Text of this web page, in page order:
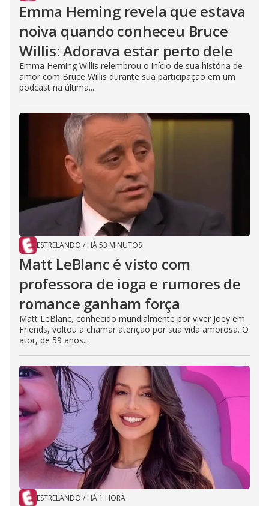
Emma Heming revela que estava
noiva quando conheceu Bruce
Willis: Adorava estar perto dele
Emma Heming Willis relembrou o início de sua história de
amor com Bruce Willis durante sua participação em um
podcast na última...
ESTRELANDO / HÁ 53 MINUTOS
Matt LeBlanc é visto com
professora de ioga e rumores de
romance ganham força
Matt LeBlanc, conhecido mundialmente por viver Joey em
Friends, voltou a chamar atenção por sua vida amorosa. O
ator, de 59 anos...
ESTRELANDO / HÁ 1 HORA